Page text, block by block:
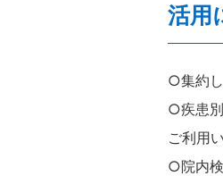
活用
○集約し
○疾患
ご利用
○院内